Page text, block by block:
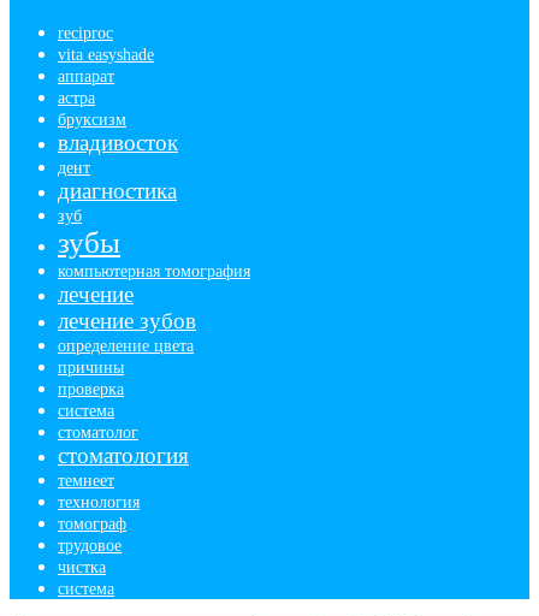
reciproc
vita easyshade
аппарат
астра
бруксизм
владивосток
дент
диагностика
зуб
зубы
компьютерная томография
лечение
лечение зубов
определение цвета
причины
проверка
система
стоматолог
стоматология
темнеет
технология
томограф
трудовое
чистка
​система